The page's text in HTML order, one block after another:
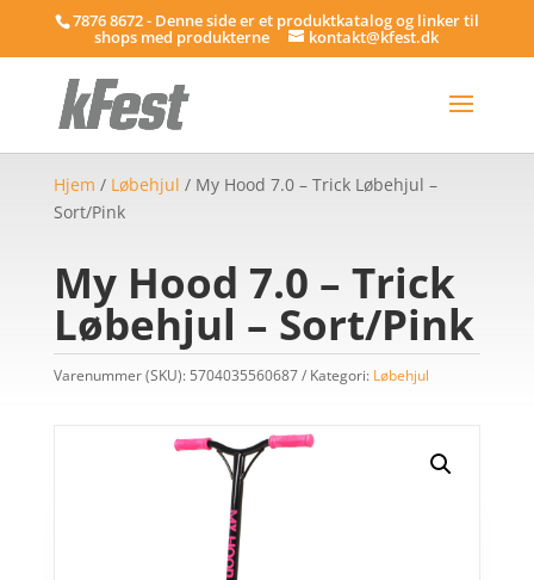
7876 8672 - Denne side er et produktkatalog og linker til
shops med produkterne kontakt@kfest.dk
Hjem / Løbehjul / My Hood 7.0 – Trick Løbehjul –
Sort/Pink
My Hood 7.0 – Trick
Løbehjul – Sort/Pink
Varenummer (SKU): 5704035560687 Kategori: Løbehjul